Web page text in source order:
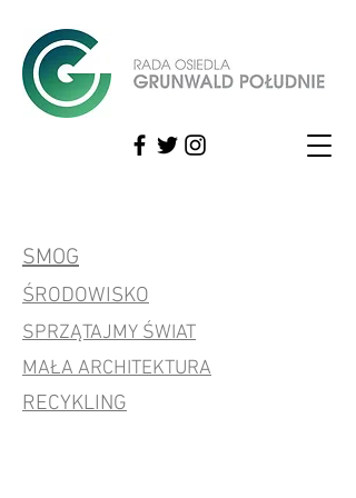
SMOG
ŚRODOWISKO
SPRZĄTAJMY ŚWIAT
MAŁA ARCHITEKTURA
RECYKLING